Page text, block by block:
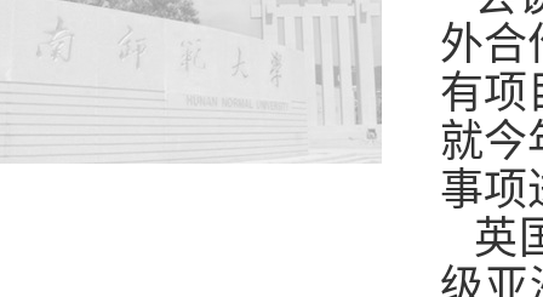
外合
有项
就今
事项
英
级亚